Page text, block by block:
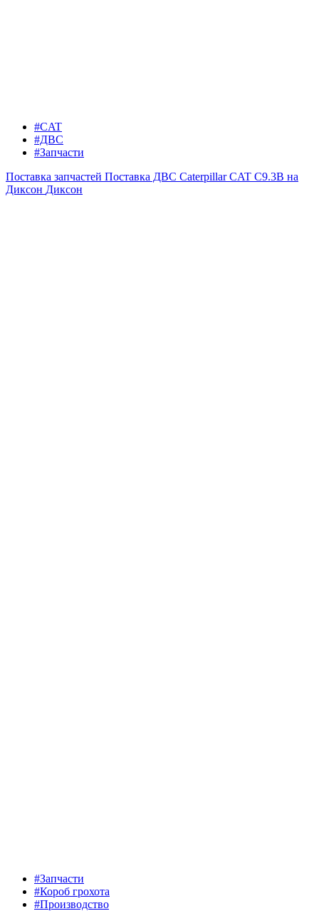
#CAT
#ДВС
#Запчасти
Поставка запчастей Поставка ДВС Caterpillar CAT C9.3B на
Диксон Диксон
#Запчасти
#Короб грохота
#Производство